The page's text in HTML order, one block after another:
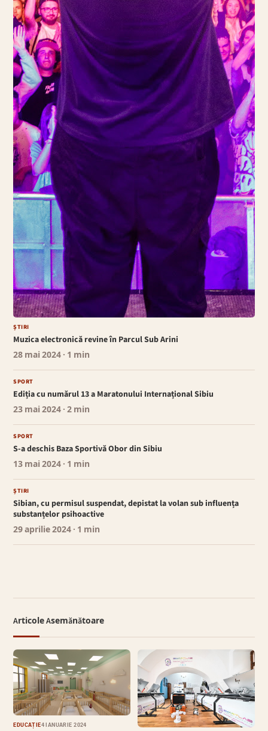
ȘTIRI
Muzica electronică revine în Parcul Sub Arini
28 mai 2024 · 1 min
SPORT
Ediția cu numărul 13 a Maratonului Internațional Sibiu
23 mai 2024 · 2 min
SPORT
S-a deschis Baza Sportivă Obor din Sibiu
13 mai 2024 · 1 min
ȘTIRI
Sibian, cu permisul suspendat, depistat la volan sub influența
substanțelor psihoactive
29 aprilie 2024 · 1 min
Articole Asemănătoare
EDUCAȚIE4 IANUARIE 2024